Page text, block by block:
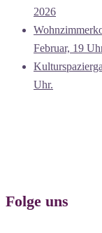
2026
Februar, 19
Uhr.
Folge uns